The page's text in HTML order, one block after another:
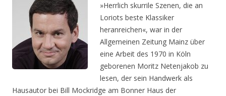
»Herrlich skurrile Szenen, die an
Loriots beste Klassiker
heranreichen«, war in der
Allgemeinen Zeitung Mainz über
eine Arbeit des 1970 in Köln
geborenen Moritz Netenjakob zu
lesen, der sein Handwerk als
Hausautor bei Bill Mockridge am Bonner Haus der